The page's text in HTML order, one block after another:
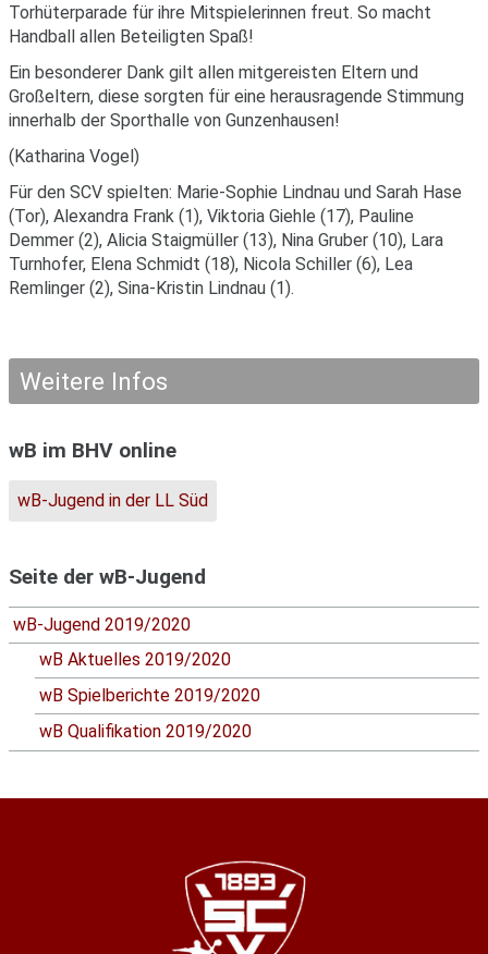
Torhüterparade für ihre Mitspielerinnen freut. So macht
Handball allen Beteiligten Spaß!
Ein besonderer Dank gilt allen mitgereisten Eltern und
Großeltern, diese sorgten für eine herausragende Stimmung
innerhalb der Sporthalle von Gunzenhausen!
(Katharina Vogel)
Für den SCV spielten: Marie-Sophie Lindnau und Sarah Hase
(Tor), Alexandra Frank (1), Viktoria Giehle (17), Pauline
Demmer (2), Alicia Staigmüller (13), Nina Gruber (10), Lara
Turnhofer, Elena Schmidt (18), Nicola Schiller (6), Lea
Remlinger (2), Sina-Kristin Lindnau (1).
Weitere Infos
wB im BHV online
wB-Jugend in der LL Süd
Seite der wB-Jugend
wB-Jugend 2019/2020
wB Aktuelles 2019/2020
wB Spielberichte 2019/2020
wB Qualifikation 2019/2020